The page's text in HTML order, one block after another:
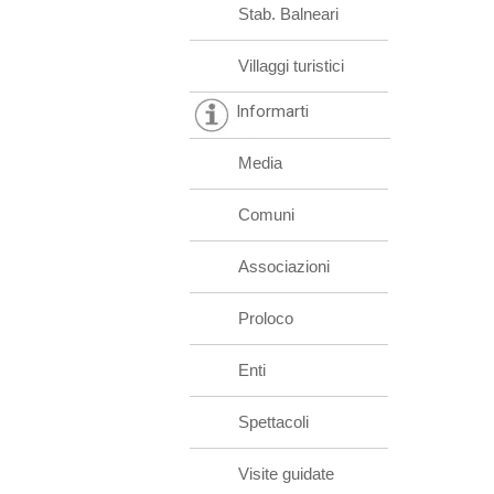
Stab. Balneari
Villaggi turistici
Informarti
Media
Comuni
Associazioni
Proloco
Enti
Spettacoli
Visite guidate